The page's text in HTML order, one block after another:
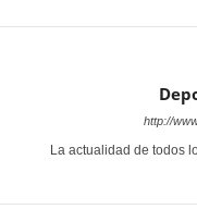
http://
La actualidad de todos